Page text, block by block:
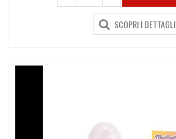
SCOPRI I DETTAGLI